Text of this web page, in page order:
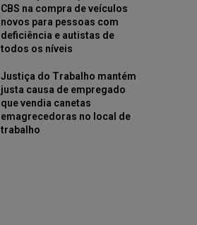
CBS na compra de veículos
novos para pessoas com
deficiência e autistas de
todos os níveis
Justiça do Trabalho mantém
justa causa de empregado
que vendia canetas
emagrecedoras no local de
trabalho